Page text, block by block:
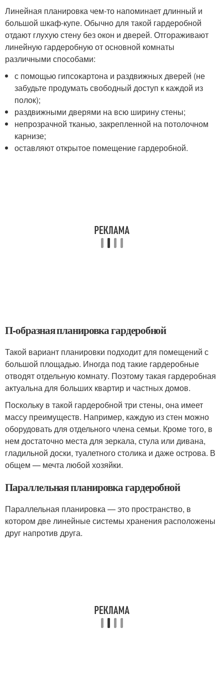
Линейная планировка чем-то напоминает длинный и
большой шкаф-купе. Обычно для такой гардеробной
отдают глухую стену без окон и дверей. Отгораживают
линейную гардеробную от основной комнаты
различными способами:
с помощью гипсокартона и раздвижных дверей (не
забудьте продумать свободный доступ к каждой из
полок);
раздвижными дверями на всю ширину стены;
непрозрачной тканью, закрепленной на потолочном
карнизе;
оставляют открытое помещение гардеробной.
П-образная планировка гардеробной
Такой вариант планировки подходит для помещений с
большой площадью. Иногда под такие гардеробные
отводят отдельную комнату. Поэтому такая гардеробная
актуальна для больших квартир и частных домов.
Поскольку в такой гардеробной три стены, она имеет
массу преимуществ. Например, каждую из стен можно
оборудовать для отдельного члена семьи. Кроме того, в
нем достаточно места для зеркала, стула или дивана,
гладильной доски, туалетного столика и даже острова. В
общем — мечта любой хозяйки.
Параллельная планировка гардеробной
Параллельная планировка — это пространство, в
котором две линейные системы хранения расположены
друг напротив друга.